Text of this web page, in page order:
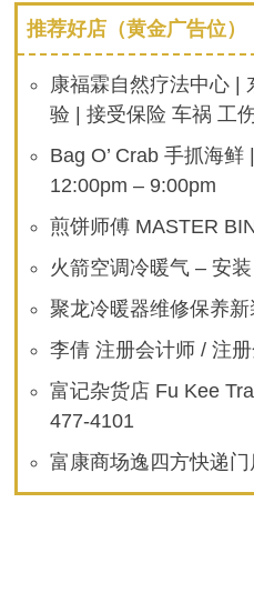
推荐好店（黄金广告位）
康福霖自然疗法中心 |
验 | 接受保险 车祸 工
Bag O’ Crab 手抓海鲜
12:00pm – 9:00pm
煎饼师傅 MASTER
火箭空调冷暖气 – 安
聚龙冷暖器维修保养新
李倩 注册会计师 / 注
富记杂货店 Fu Kee
477-4101
富康商场逸四方快递门